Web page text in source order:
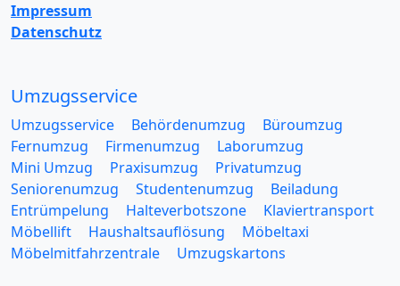
Impressum
Datenschutz
Umzugsservice
Umzugsservice Behördenumzug
Büroumzug
Fernumzug
Firmenumzug
Laborumzug
Mini Umzug
Praxisumzug
Privatumzug
Seniorenumzug
Studentenumzug
Beiladung
Entrümpelung
Halteverbotszone
Klaviertransport
Möbellift
Haushaltsauflösung
Möbeltaxi
Möbelmitfahrzentrale
Umzugskartons